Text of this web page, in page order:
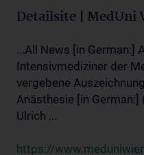
Detailsite | MedUni
...All News [in German:]
Intensivmediziner der
vergebene
Anästhesie [in
Ulrich ...
https://